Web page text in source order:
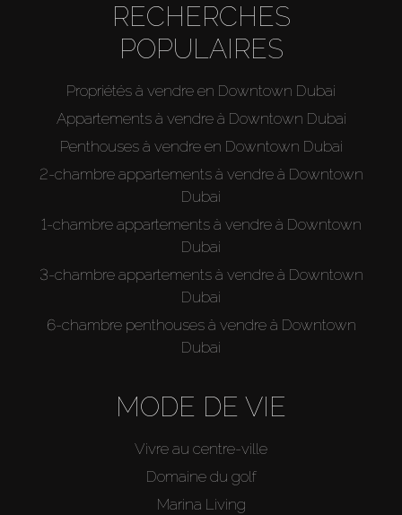
RECHERCHES
POPULAIRES
Propriétés à vendre en Downtown Dubai
Appartements à vendre à Downtown Dubai
Penthouses à vendre en Downtown Dubai
2-chambre appartements à vendre à Downtown
Dubai
1-chambre appartements à vendre à Downtown
Dubai
3-chambre appartements à vendre à Downtown
Dubai
6-chambre penthouses à vendre à Downtown
Dubai
MODE DE VIE
Vivre au centre-ville
Domaine du golf
Marina Living